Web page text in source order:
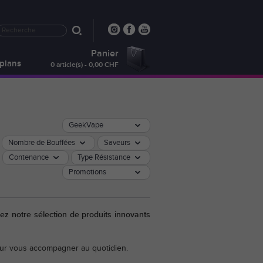
Panier
0 article(s) - 0,00 CHF
GeekVape
Nombre de Bouffées
Saveurs
Contenance
Type Résistance
Promotions
notre sélection de produits innovants
vous accompagner au quotidien.